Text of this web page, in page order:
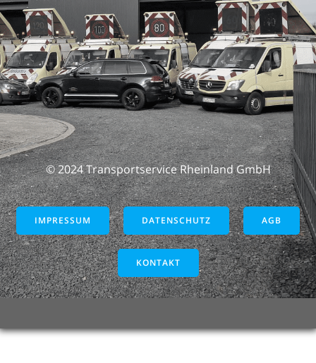
© 2024 Transportservice Rheinland GmbH
IMPRESSUM DATENSCHUTZ AGB
KONTAKT